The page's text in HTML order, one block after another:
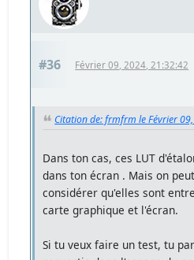
#36 Février 09, 2024, 21:32:42
Citation de: frmfrm le Février
Dans ton cas, ces LUT
dans ton écran . Mais on
considérer qu'elles sont
carte graphique et l'écran.
Si tu veux faire un test, tu